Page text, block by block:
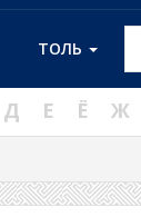
ТОЛЬ
Д Е Ё Ж